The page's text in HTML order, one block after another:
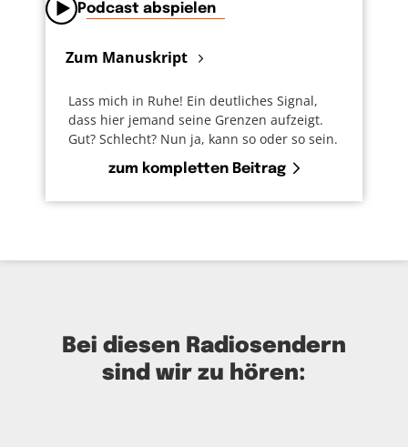
Podcast abspielen
Zum Manuskript
Lass mich in Ruhe! Ein deutliches Signal,
dass hier jemand seine Grenzen aufzeigt.
Gut? Schlecht? Nun ja, kann so oder so sein.
zum kompletten Beitrag
Bei diesen Radiosendern
sind wir zu hören: